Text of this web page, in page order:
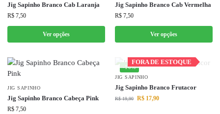
Jig Sapinho Branco Cab Laranja
R$ 7,50
Ver opções
Jig Sapinho Branco Cab Vermelha
R$ 7,50
Ver opções
JIG SAPINHO
Jig Sapinho Branco Cabeça Pink
R$ 7,50
FORA DE ESTOQUE
-10%
Out of stock
FORA DE ESTOQUE
JIG SAPINHO
Jig Sapinho Branco Frutacor
R$19,90 R$ 17,90